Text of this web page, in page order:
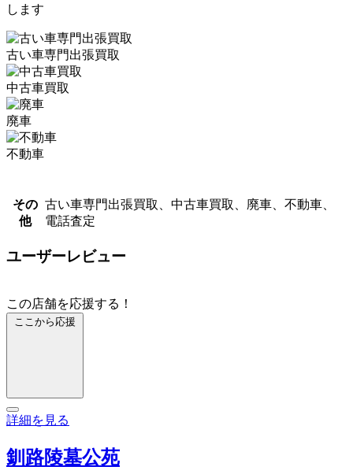
します
古い車専門出張買取
中古車買取
廃車
不動車
その
他
古い車専門出張買取、中古車買取、廃車、不動車、
電話査定
ユーザーレビュー
この店舗を応援する！
ここから応援
詳細を見る
釧路陵墓公苑